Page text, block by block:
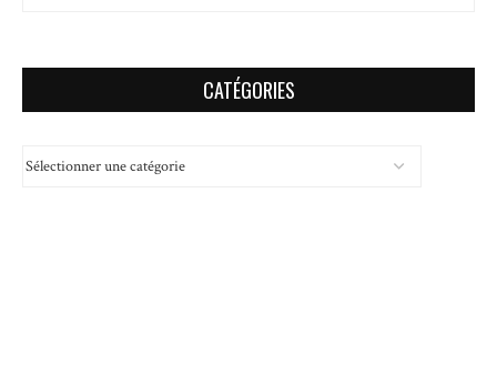
CATÉGORIES